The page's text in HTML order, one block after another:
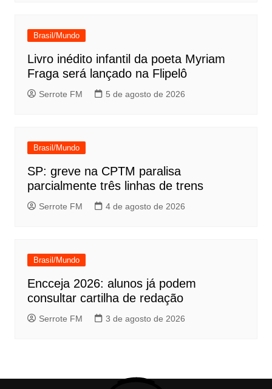
Brasil/Mundo
Livro inédito infantil da poeta Myriam
Fraga será lançado na Flipelô
Serrote FM 5 de agosto de 2026
Brasil/Mundo
SP: greve na CPTM paralisa
parcialmente três linhas de trens
Serrote FM 4 de agosto de 2026
Brasil/Mundo
Encceja 2026: alunos já podem
consultar cartilha de redação
Serrote FM 3 de agosto de 2026